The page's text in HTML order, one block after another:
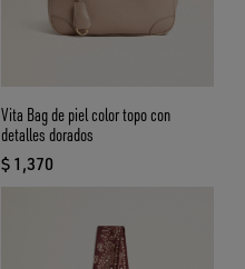
Vita Bag de piel color topo con
detalles dorados
$ 1,370
precio actual $ 1,370